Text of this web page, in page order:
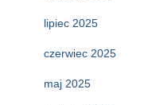
lipiec 2025
czerwiec 2025
maj 2025